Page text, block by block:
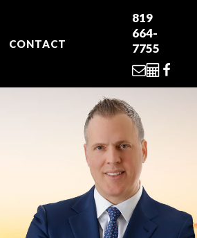
CONTACT
819
664-
7755